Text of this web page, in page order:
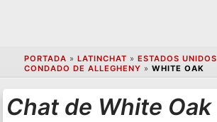
PORTADA » LATINCHAT » ESTADOS UNIDOS
CONDADO DE ALLEGHENY » WHITE OAK
Chat de White Oak